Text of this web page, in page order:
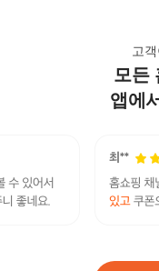
고
모든
앱에
페라어
5
109,900
[현대백
20%